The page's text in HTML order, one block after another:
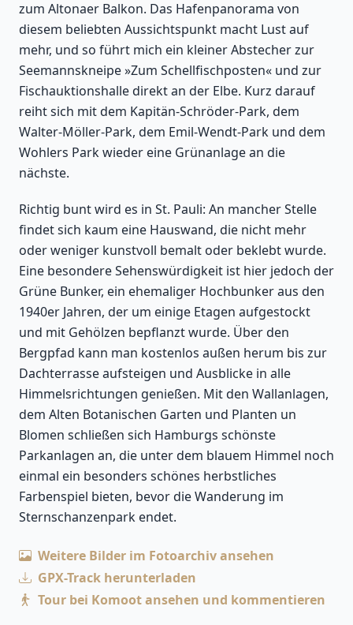
zum Altonaer Balkon. Das Hafenpanorama von
diesem beliebten Aussichtspunkt macht Lust auf
mehr, und so führt mich ein kleiner Abstecher zur
Seemannskneipe »Zum Schellfischposten« und zur
Fischauktionshalle direkt an der Elbe. Kurz darauf
reiht sich mit dem Kapitän-Schröder-Park, dem
Walter-Möller-Park, dem Emil-Wendt-Park und dem
Wohlers Park wieder eine Grünanlage an die
nächste.
Richtig bunt wird es in St. Pauli: An mancher Stelle
findet sich kaum eine Hauswand, die nicht mehr
oder weniger kunstvoll bemalt oder beklebt wurde.
Eine besondere Sehenswürdigkeit ist hier jedoch der
Grüne Bunker, ein ehemaliger Hochbunker aus den
1940er Jahren, der um einige Etagen aufgestockt
und mit Gehölzen bepflanzt wurde. Über den
Bergpfad kann man kostenlos außen herum bis zur
Dachterrasse aufsteigen und Ausblicke in alle
Himmelsrichtungen genießen. Mit den Wallanlagen,
dem Alten Botanischen Garten und Planten un
Blomen schließen sich Hamburgs schönste
Parkanlagen an, die unter dem blauem Himmel noch
einmal ein besonders schönes herbstliches
Farbenspiel bieten, bevor die Wanderung im
Sternschanzenpark endet.
Weitere Bilder im Fotoarchiv ansehen
GPX-Track herunterladen
Tour bei Komoot ansehen und kommentieren